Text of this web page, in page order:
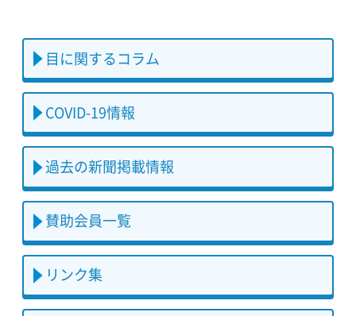
目に関するコラム
COVID-19情報
過去の新聞掲載情報
賛助会員一覧
リンク集